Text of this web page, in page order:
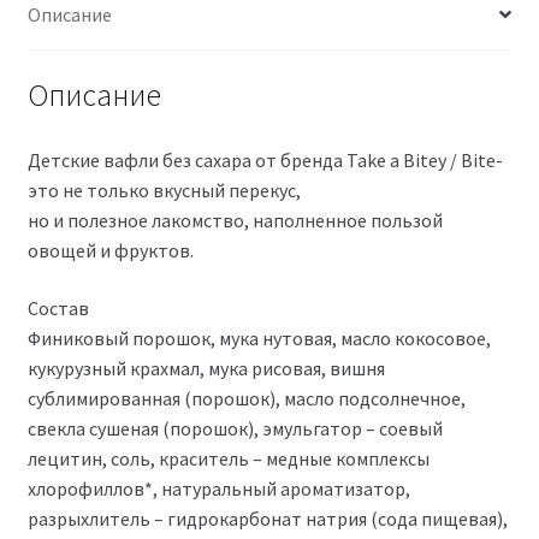
Описание
Описание
Детские вафли без сахара от бренда Take a Bitey / Bite-
это не только вкусный перекус,
но и полезное лакомство, наполненное пользой
овощей и фруктов.
Состав
Финиковый порошок, мука нутовая, масло кокосовое,
кукурузный крахмал, мука рисовая, вишня
сублимированная (порошок), масло подсолнечное,
свекла сушеная (порошок), эмульгатор – соевый
лецитин, соль, краситель – медные комплексы
хлорофиллов*, натуральный ароматизатор,
разрыхлитель – гидрокарбонат натрия (сода пищевая),